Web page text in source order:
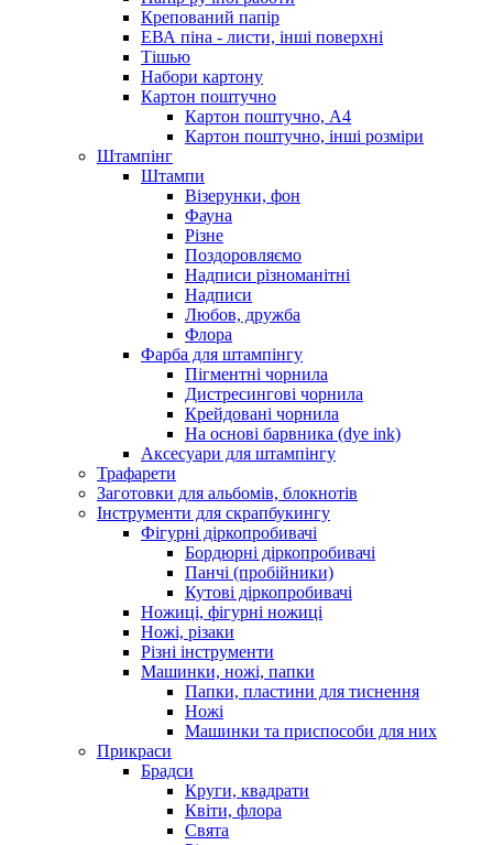
Крепований папір
ЕВА піна - листи, інші поверхні
Тішью
Набори картону
Картон поштучно
Картон поштучно, А4
Картон поштучно, інші розміри
Штампінг
Штампи
Візерунки, фон
Фауна
Різне
Поздоровляємо
Надписи різноманітні
Надписи
Любов, дружба
Флора
Фарба для штампінгу
Пігментні чорнила
Дистресингові чорнила
Крейдовані чорнила
На основі барвника (dye ink)
Аксесуари для штампінгу
Трафарети
Заготовки для альбомів, блокнотів
Інструменти для скрапбукингу
Фігурні діркопробивачі
Бордюрні діркопробивачі
Панчі (пробійники)
Кутові діркопробивачі
Ножиці, фігурні ножиці
Ножі, різаки
Різні інструменти
Машинки, ножі, папки
Папки, пластини для тиснення
Ножі
Машинки та приспособи для них
Прикраси
Брадси
Круги, квадрати
Квіти, флора
Свята